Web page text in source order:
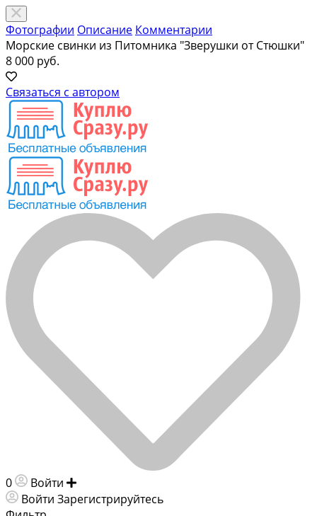
Фотографии Описание Комментарии
Морские свинки из Питомника "Зверушки от Стюшки"
8 000 руб.
Связаться с автором
0 Войти
Войти Зарегистрируйтесь